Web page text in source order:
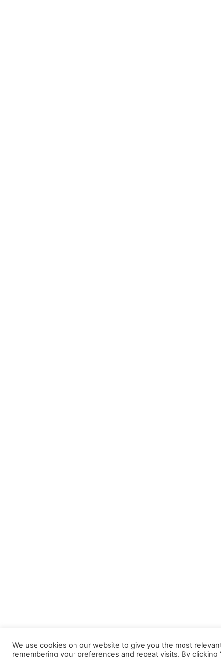
We use cookies on our website to give you the most
remembering your preferences and repeat visits. By clicking